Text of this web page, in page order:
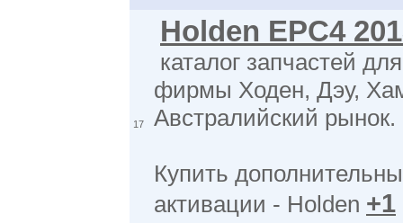
17
Holden EPC4
каталог запчастей
фирмы Ходен, Дэу,
Австралийский рынок.
Купить
активации - Holden +1